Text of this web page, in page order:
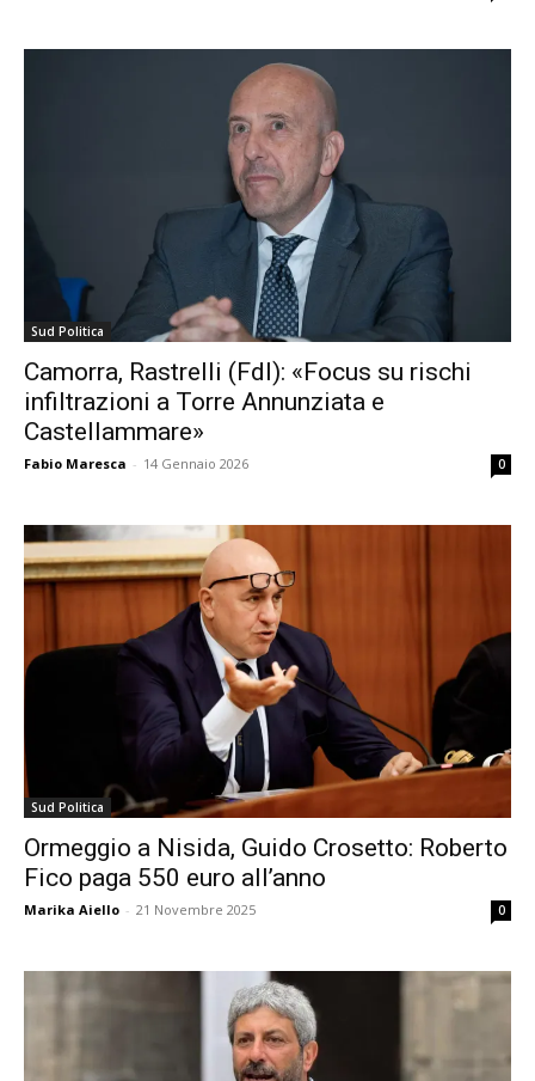
Sud Politica
Camorra, Rastrelli (FdI): «Focus su rischi
infiltrazioni a Torre Annunziata e
Castellammare»
Fabio Maresca - 14 Gennaio 2026 0
Sud Politica
Ormeggio a Nisida, Guido Crosetto: Roberto
Fico paga 550 euro all’anno
Marika Aiello - 21 Novembre 2025 0